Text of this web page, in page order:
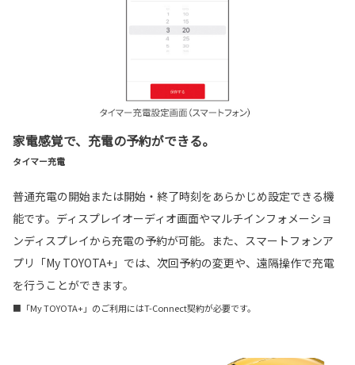
家電感覚で、充電の予約ができる。
タイマー充電
普通充電の開始または開始・終了時刻をあらかじめ設定できる機
能です。ディスプレイオーディオ画面やマルチインフォメーショ
ンディスプレイから充電の予約が可能。また、スマートフォンア
プリ「My TOYOTA+」では、次回予約の変更や、遠隔操作で充電
を行うことができます。
■「My TOYOTA+」のご利用にはT-Connect契約が必要です。